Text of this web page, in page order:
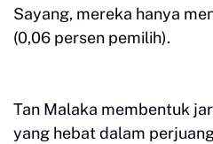
Sayang, mereka hanya
(0,06 persen pemilih).
Tan Malaka membentuk
yang hebat dalam